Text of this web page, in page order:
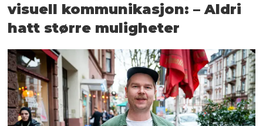
visuell kommunikasjon: – Aldri
hatt større muligheter